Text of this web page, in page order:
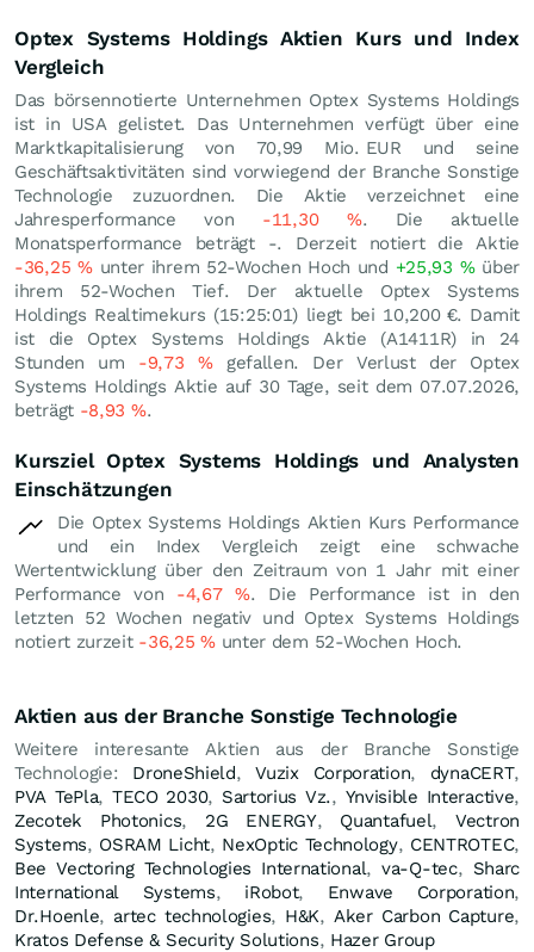
Optex Systems Holdings Aktien Kurs und Index
Vergleich
Das börsennotierte Unternehmen Optex Systems Holdings
ist in USA gelistet. Das Unternehmen verfügt über eine
Marktkapitalisierung von 70,99 Mio. EUR und seine
Geschäftsaktivitäten sind vorwiegend der Branche Sonstige
Technologie zuzuordnen. Die Aktie verzeichnet eine
Jahresperformance von -11,30 %. Die aktuelle
Monatsperformance beträgt -. Derzeit notiert die Aktie
-36,25 %unter ihrem 52-Wochen Hoch und +25,93 %über
ihrem 52-Wochen Tief. Der aktuelle Optex Systems
Holdings Realtimekurs (15:25:01) liegt bei 10,200 €. Damit
ist die Optex Systems Holdings Aktie (A1411R) in 24
Stunden um -9,73 %gefallen. Der Verlust der Optex
Systems Holdings Aktie auf 30 Tage, seit dem 07.07.2026,
beträgt -8,93 %.
Kursziel Optex Systems Holdings und Analysten
Einschätzungen
Die Optex Systems Holdings Aktien Kurs Performance
und ein Index Vergleich zeigt eine schwache
Wertentwicklung über den Zeitraum von 1 Jahr mit einer
Performance von -4,67%. Die Performance ist in den
letzten 52 Wochen negativ und Optex Systems Holdings
notiert zurzeit -36,25%unter dem 52-Wochen Hoch.
Aktien aus der Branche Sonstige Technologie
Weitere interesante Aktien aus der Branche Sonstige
Technologie: DroneShield,Vuzix Corporation, dynaCERT,
PVA TePla, TECO 2030, Sartorius Vz., Ynvisible Interactive,
Zecotek Photonics, 2G ENERGY, Quantafuel,Vectron
Systems, OSRAM Licht, NexOptic Technology, CENTROTEC,
Bee Vectoring Technologies International,va-Q-tec, Sharc
International Systems, iRobot, Enwave Corporation,
Dr.Hoenle, artec technologies, H&K,Aker Carbon Capture,
Kratos Defense & Security Solutions, Hazer Group